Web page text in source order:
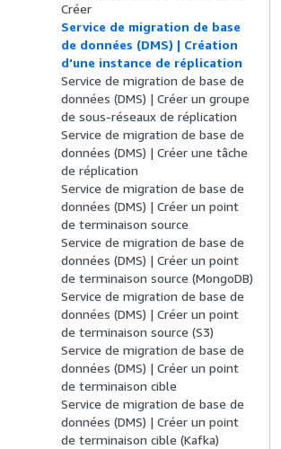
Créer
Service de migration de base
de données (DMS) | Création
d'une instance de réplication
Service de migration de base de
données (DMS) | Créer un groupe
de sous-réseaux de réplication
Service de migration de base de
données (DMS) | Créer une tâche
de réplication
Service de migration de base de
données (DMS) | Créer un point
de terminaison source
Service de migration de base de
données (DMS) | Créer un point
de terminaison source (MongoDB)
Service de migration de base de
données (DMS) | Créer un point
de terminaison source (S3)
Service de migration de base de
données (DMS) | Créer un point
de terminaison cible
Service de migration de base de
données (DMS) | Créer un point
de terminaison cible (Kafka)